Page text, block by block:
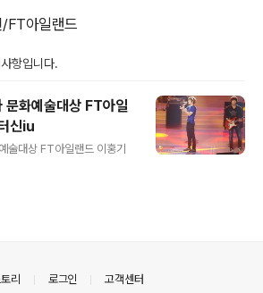
/FT아일랜드
항입니다.
화예술대상 FT아일
신iu
대상 FT아일랜드 이홍기
리 로그인 고객센터